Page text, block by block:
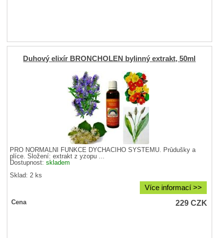
Duhový elixír BRONCHOLEN bylinný extrakt, 50ml
PRO NORMÁLNÍ FUNKCE DÝCHACÍHO SYSTÉMU. Průdušky a
plíce. Složení: extrakt z yzopu ...
Dostupnost:skladem
Sklad: 2 ks
Více informací >>
Cena 229CZK